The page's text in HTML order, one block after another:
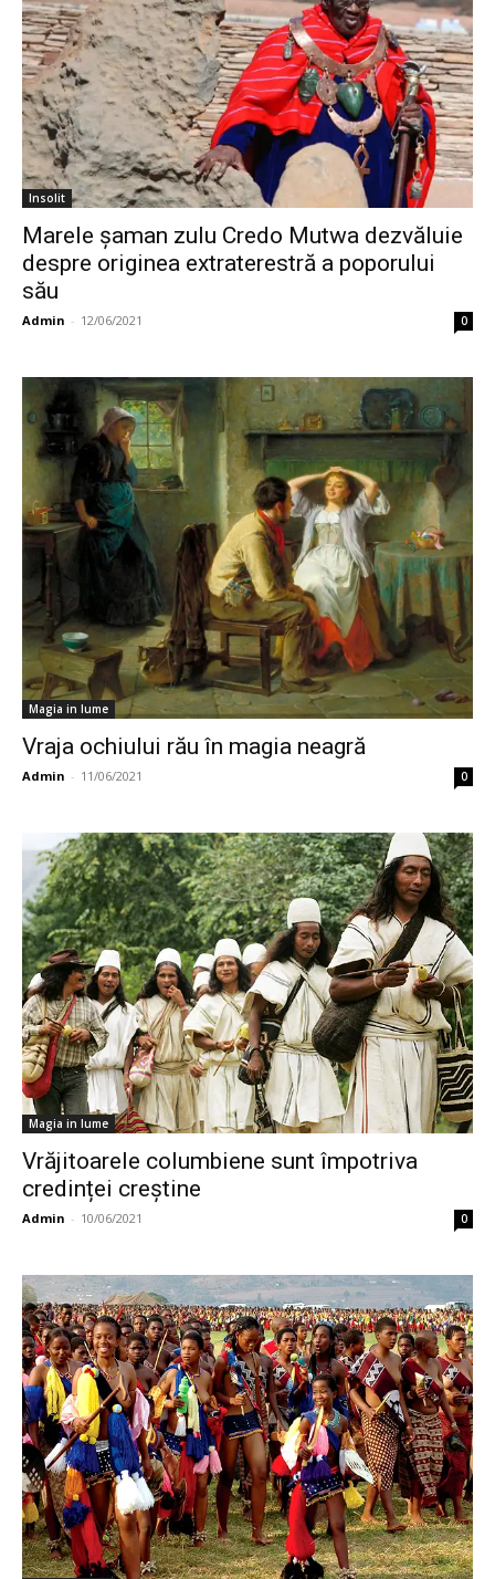
Insolit
Marele şaman zulu Credo Mutwa dezvăluie
despre originea extraterestră a poporului
său
Admin - 12/06/2021 0
Magia in lume
Vraja ochiului rău în magia neagră
Admin - 11/06/2021 0
Magia in lume
Vrăjitoarele columbiene sunt împotriva
credinței creștine
Admin - 10/06/2021 0